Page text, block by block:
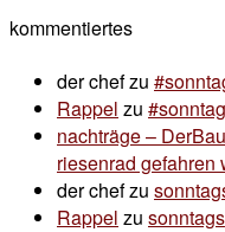
kommentiertes
der chefzu
Rappel zu
nachträge –
riesenrad gefahren
der chefzu
Rappel zu sonntags